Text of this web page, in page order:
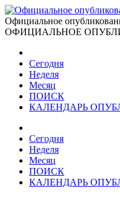
Официальное
ОФИЦИАЛЬНОЕ
Сегодня
Неделя
Месяц
ПОИСК
КАЛЕНДАРЬ
Сегодня
Неделя
Месяц
ПОИСК
КАЛЕНДАРЬ